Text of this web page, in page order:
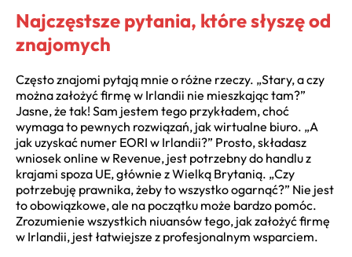
Najczęstsze pytania, które słyszę od
znajomych
Często znajomi pytają mnie o różne rzeczy. „Stary, a czy
można założyć firmę w Irlandii nie mieszkając tam?”
Jasne, że tak! Sam jestem tego przykładem, choć
wymaga to pewnych rozwiązań, jak wirtualne biuro. „A
jak uzyskać numer EORI w Irlandii?” Prosto, składasz
wniosek online w Revenue, jest potrzebny do handlu z
krajami spoza UE, głównie z Wielką Brytanią. „Czy
potrzebuję prawnika, żeby to wszystko ogarnąć?” Nie jest
to obowiązkowe, ale na początku może bardzo pomóc.
Zrozumienie wszystkich niuansów tego, jak założyć firmę
w Irlandii, jest łatwiejsze z profesjonalnym wsparciem.